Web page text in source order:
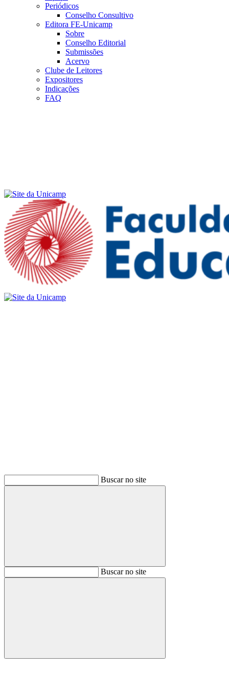
Periódicos
Conselho Consultivo
Editora FE-Unicamp
Sobre
Conselho Editorial
Submissões
Acervo
Clube de Leitores
Expositores
Indicações
FAQ
Buscar no site
BuscarBuscar no site
Buscar